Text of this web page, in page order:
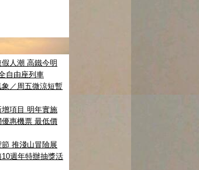
人潮 高鐵今明
自由座列車
／周五微涼短暫
項目 明年實施
惠機票 最低價
推淺山冒險展
週年特辦抽獎活